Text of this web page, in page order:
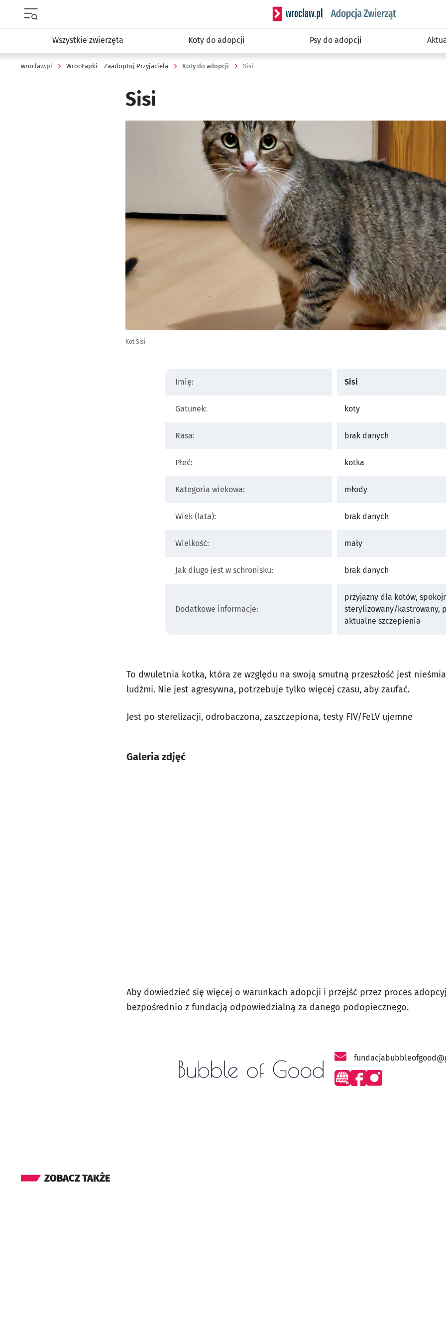
Serwis informacyjny wroclaw.pl podserwis:
Wszystkie zwierzęta Koty do adopcji Psy do adopcji
wroclaw.pl WrocŁapki – Zaadoptuj Przyjaciela Koty do adopcji Sisi
Sisi
Kliknij, aby powiększyć
Kot Sisi
Imię: Sisi
Gatunek: koty
Rasa: brak danych
Płeć: kotka
Kategoria wiekowa: młody
Wiek (lata): brak danych
Wielkość: mały
Jak długo jest w schronisku: brak danych
Dodatkowe informacje:
przyjazny dla kotów,
sterylizowany/kastrowany,
aktualne szczepienia
To dwuletnia kotka, która ze względu na swoją smutną przeszłość jest
ludźmi. Nie jest agresywna, potrzebuje tylko więcej czasu, aby zaufać.
Jest po sterelizacji, odrobaczona, zaszczepiona, testy FIV/FeLV ujemne
Galeria zdjęć
Aby dowiedzieć się więcej o warunkach adopcji i przejść przez proces
bezpośrednio z fundacją odpowiedzialną za danego podopiecznego.
ZOBACZ TAKŻE